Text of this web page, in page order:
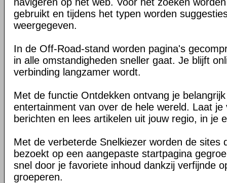
gebruikt en tijdens het typen worden
weergegeven.
In de Off-Road-stand worden pagina's
in alle omstandigheden sneller gaat. Je blijft
verbinding langzamer wordt.
Met de functie Ontdekken ontvang je
entertainment van over de hele wereld. Laat je
berichten en lees artikelen uit jouw regio, in je
Met de verbeterde Snelkiezer worden de sites
bezoekt op een aangepaste startpagina
snel door je favoriete inhoud dankzij verfijnde
groeperen.